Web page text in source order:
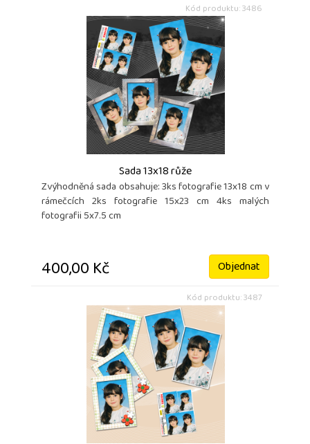
Kód produktu: 3486
Sada 13x18 růže
Zvýhodněná sada obsahuje: 3ks fotografie 13x18 cm v
rámečcích 2ks fotografie 15x23 cm 4ks malých
fotografii 5x7.5 cm
400,00 Kč Objednat
Kód produktu: 3487